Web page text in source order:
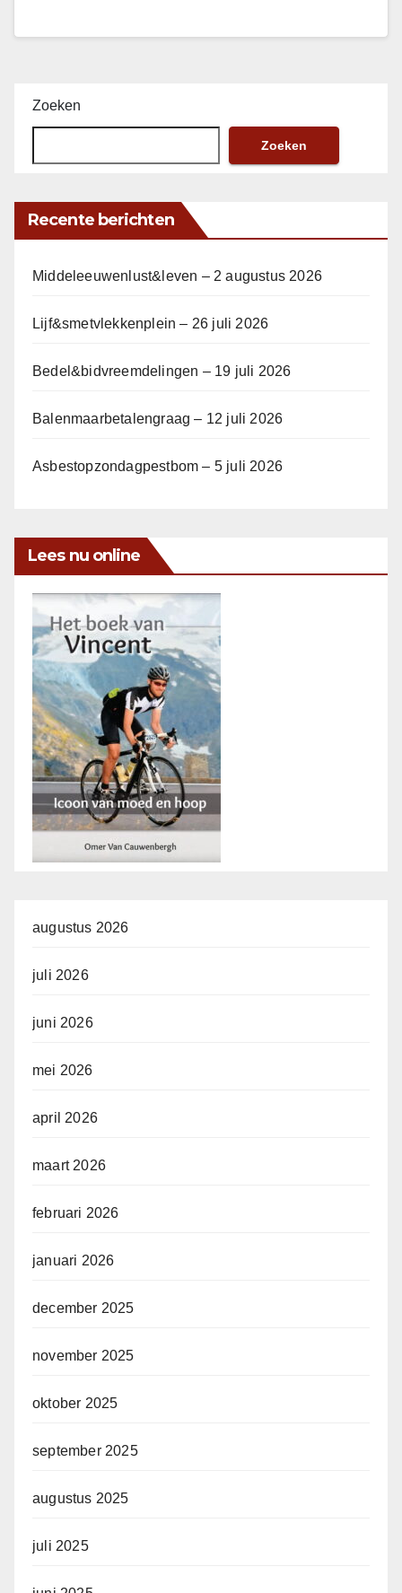
Zoeken
Zoeken
Recente berichten
Middeleeuwenlust&leven – 2 augustus 2026
Lijf&smetvlekkenplein – 26 juli 2026
Bedel&bidvreemdelingen – 19 juli 2026
Balenmaarbetalengraag – 12 juli 2026
Asbestopzondagpestbom – 5 juli 2026
Lees nu online
augustus 2026
juli 2026
juni 2026
mei 2026
april 2026
maart 2026
februari 2026
januari 2026
december 2025
november 2025
oktober 2025
september 2025
augustus 2025
juli 2025